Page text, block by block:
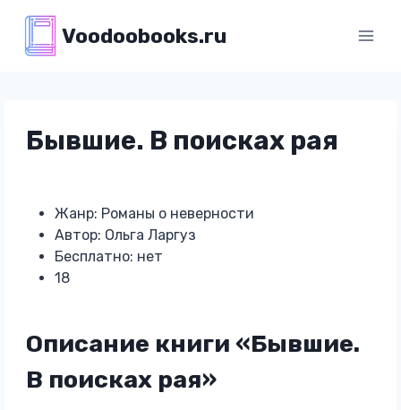
содержимому
Voodoobooks.ru
Бывшие. В поисках рая
Жанр: Романы о неверности
Автор: Ольга Ларгуз
Бесплатно: нет
18
Описание книги «Бывшие.
В поисках рая»